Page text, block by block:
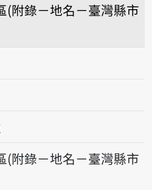
(附錄－地名－臺灣縣市
(附錄－地名－臺灣縣市